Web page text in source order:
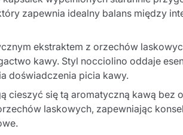
zapewnia idealny balans między
ekstraktem z orzechów
kawy. Styl nocciolino oddaje
doświadczenia picia kawy.
cieszyć się tą aromatyczną kawą bez
laskowych, zapewniając